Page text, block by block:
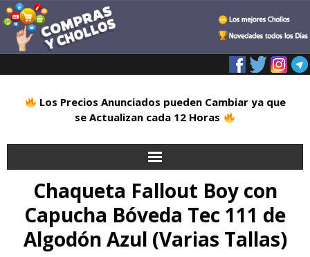
Los Precios Anunciados pueden Cambiar ya que
se Actualizan cada 12 Horas
Inicio
Alimentación
Chaqueta Fallout Boy con
Capucha Bóveda Tec 111 de
Algodón Azul (Varias Tallas)